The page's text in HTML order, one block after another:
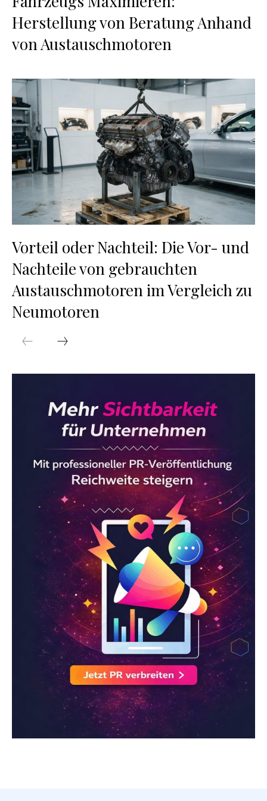
Herstellung von Beratung Anhand
von Austauschmotoren
Vorteil oder Nachteil: Die Vor- und
Nachteile von gebrauchten
Austauschmotoren im Vergleich zu
Neumotoren